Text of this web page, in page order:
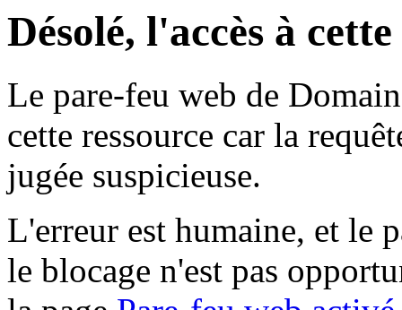
Désolé, l'accès à
Le pare-feu web de
cette ressource car la
jugée suspicieuse.
L'erreur est humaine, et le
le blocage n'est pas